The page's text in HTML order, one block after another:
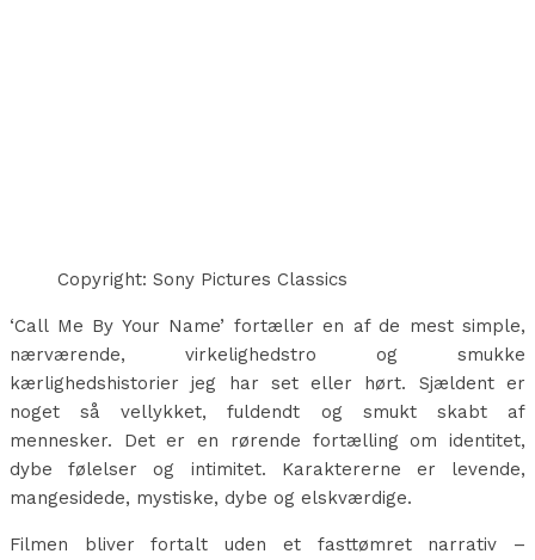
Copyright: Sony Pictures Classics
‘Call Me By Your Name’ fortæller en af de mest simple,
nærværende, virkelighedstro og smukke
kærlighedshistorier jeg har set eller hørt. Sjældent er
noget så vellykket, fuldendt og smukt skabt af
mennesker. Det er en rørende fortælling om identitet,
dybe følelser og intimitet. Karaktererne er levende,
mangesidede, mystiske, dybe og elskværdige.
Filmen bliver fortalt uden et fasttømret narrativ –